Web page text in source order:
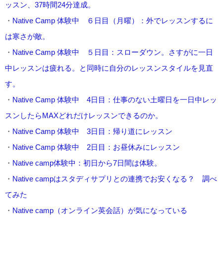
ッスン、37時間24分達成。
・ Native Camp 体験中 ６日目（月曜）：外でレッスンするに
は寒さが敵。
・ Native Camp 体験中 ５日目：スローダウン。さすがに一日
中レッスンは疲れる。と同時に自分のレッスンスタイルを見直
す。
・ Native Camp 体験中 4日目：仕事のない土曜日を一日中レッ
スンしたらMAXどれだけレッスンできるのか。
・ Native Camp 体験中 3日目：帰り道にレッスン
・ Native Camp 体験中 2日目：お昼休みにレッスン
・ Native camp体験中：初日から7日間は体験。
・ Native campはスタディサプリとの連携でお安くなる？ 調べ
てみた
・ Native camp（オンライン英会話）が気になっている